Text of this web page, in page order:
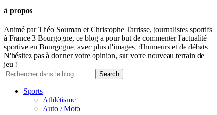
à propos
Animé par Théo Souman et Christophe Tarrisse, journalistes sportifs
à France 3 Bourgogne, ce blog a pour but de commenter l'actualité
sportive en Bourgogne, avec plus d'images, d'humeurs et de débats.
N'hésitez pas à donner votre opinion, sur votre nouveau terrain de
jeu !
Sports
Athlétisme
Auto / Moto